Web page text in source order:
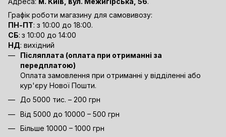
Графік роботи магазину для самовивозу:
ПН-ПТ: з 10:00 до 18:00.
СБ: з 10:00 до 14:00
НД: вихідний
Післяплата (оплата при отриманні за
передплатою)
Оплата замовлення при отриманні у відділенні або
кур'єру Нової Пошти.
До 5000 тис. – 200 грн
Від 5000 до 10000 – 500 грн
Більше 10000 – 1000 грн